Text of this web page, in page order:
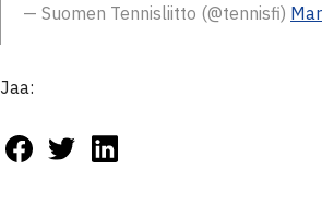
— Suomen Tennisliitto (@tennisfi)
Jaa: